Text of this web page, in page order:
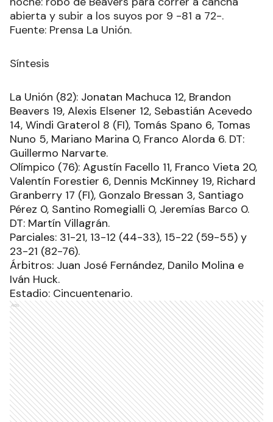
abierta y subir a los suyos por 9 -81 a 72-.
Fuente: Prensa La Unión.
Síntesis
La Unión (82): Jonatan Machuca 12, Brandon
Beavers 19, Alexis Elsener 12, Sebastián Acevedo
14, Windi Graterol 8 (FI), Tomás Spano 6, Tomas
Nuno 5, Mariano Marina 0, Franco Alorda 6. DT:
Guillermo Narvarte.
Olímpico (76): Agustín Facello 11, Franco Vieta 20,
Valentín Forestier 6, Dennis McKinney 19, Richard
Granberry 17 (FI), Gonzalo Bressan 3, Santiago
Pérez 0, Santino Romegialli 0, Jeremías Barco 0.
DT: Martín Villagrán.
Parciales: 31-21, 13-12 (44-33), 15-22 (59-55) y
23-21 (82-76).
Árbitros: Juan José Fernández, Danilo Molina e
Iván Huck.
Estadio: Cincuentenario.
Ads